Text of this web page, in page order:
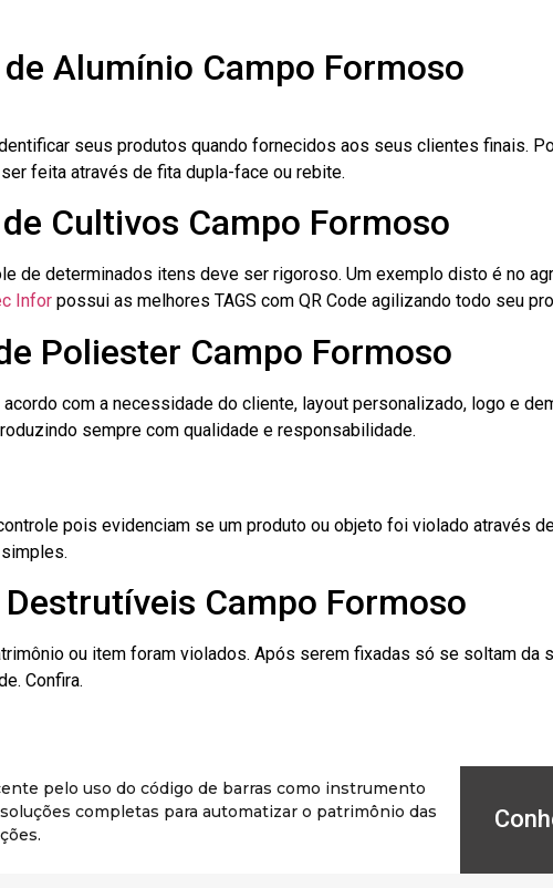
Alumínio Campo Formoso
seus produtos quando fornecidos aos seus clientes finais.
feita através de fita dupla-face ou rebite.
Cultivos Campo Formoso
de determinados itens deve ser rigoroso. Um exemplo disto é no
Infor possui as melhores TAGS com QR Code agilizando todo seu
Poliester Campo Formoso
com a necessidade do cliente, layout personalizado, logo e
sempre com qualidade e responsabilidade.
pois evidenciam se um produto ou objeto foi violado através
Campo Formoso
ou item foram violados. Após serem fixadas só se soltam da
Confira.
pelo uso do código de barras como instrumento
completas para automatizar o patrimônio das